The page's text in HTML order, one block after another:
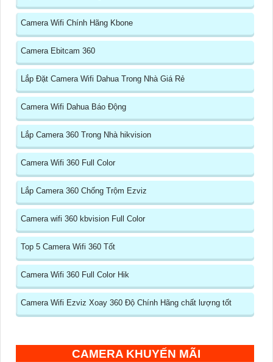
Camera Wifi Chính Hãng Kbone
Camera Ebitcam 360
Lắp Đặt Camera Wifi Dahua Trong Nhà Giá Rẻ
Camera Wifi Dahua Báo Động
Lắp Camera 360 Trong Nhà hikvision
Camera Wifi 360 Full Color
Lắp Camera 360 Chống Trộm Ezviz
Camera wifi 360 kbvision Full Color
Top 5 Camera Wifi 360 Tốt
Camera Wifi 360 Full Color Hik
Camera Wifi Ezviz Xoay 360 Độ Chính Hãng chất lượng tốt
CAMERA KHUYẾN MÃI